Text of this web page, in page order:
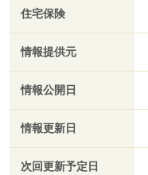
住宅保険
情報提供元
情報公開日
情報更新日
次回更新予定日